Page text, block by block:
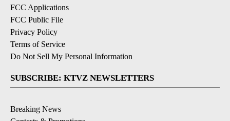
FCC Applications
FCC Public File
Privacy Policy
Terms of Service
Do Not Sell My Personal Information
SUBSCRIBE: KTVZ NEWSLETTERS
Breaking News